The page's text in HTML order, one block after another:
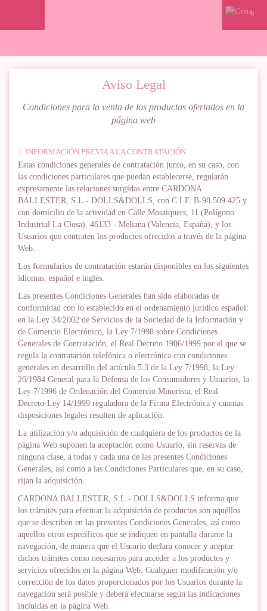
0
Aviso Legal
Condiciones para la venta de los productos ofertados en la
página web
1. INFORMACIÓN PREVIA A LA CONTRATACIÓN.
Estas condiciones generales de contratación junto, en su caso, con
las condiciones particulares que puedan establecerse, regularán
expresamente las relaciones surgidas entre CARDONA
BALLESTER, S.L.- DOLLS&DOLLS, con C.I.F. B-98.509.425 y
con domicilio de la actividad en Calle Mosaiquers, 11 (Polígono
Industrial La Closa), 46133 - Meliana (Valencia, España), y los
Usuarios que contraten los productos ofrecidos a través de la página
Web.
Los formularios de contratación estarán disponibles en los siguientes
idiomas: español e inglés.
Las presentes Condiciones Generales han sido elaboradas de
conformidad con lo establecido en el ordenamiento jurídico español:
en la Ley 34/2002 de Servicios de la Sociedad de la Información y
de Comercio Electrónico, la Ley 7/1998 sobre Condiciones
Generales de Contratación, el Real Decreto 1906/1999 por el que se
regula la contratación telefónica o electrónica con condiciones
generales en desarrollo del artículo 5.3 de la Ley 7/1998, la Ley
26/1984 General para la Defensa de los Consumidores y Usuarios, la
Ley 7/1996 de Ordenación del Comercio Minorista, el Real
Decreto-Ley 14/1999 reguladora de la Firma Electrónica y cuantas
disposiciones legales resulten de aplicación.
La utilización y/o adquisición de cualquiera de los productos de la
página Web suponen la aceptación como Usuario, sin reservas de
ninguna clase, a todas y cada una de las presentes Condiciones
Generales, así como a las Condiciones Particulares que, en su caso,
rijan la adquisición.
CARDONA BALLESTER, S.L.- DOLLS&DOLLS informa que
los trámites para efectuar la adquisición de productos son aquéllos
que se describen en las presentes Condiciones Generales, así como
aquellos otros específicos que se indiquen en pantalla durante la
navegación, de manera que el Usuario declara conocer y aceptar
dichos trámites como necesarios para acceder a los productos y
servicios ofrecidos en la página Web. Cualquier modificación y/o
corrección de los datos proporcionados por los Usuarios durante la
navegación será posible y deberá efectuarse según las indicaciones
incluidas en la página Web.